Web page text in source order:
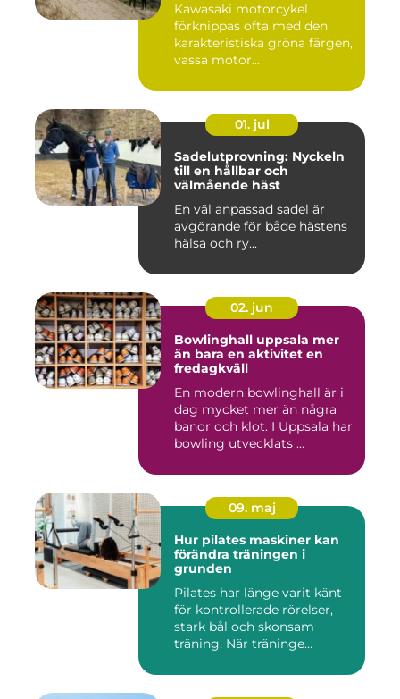
Kawasaki motorcykel
förknippas ofta med den
karakteristiska gröna färgen,
vassa motor...
01. jul
Sadelutprovning: Nyckeln
till en hållbar och
välmående häst
En väl anpassad sadel är
avgörande för både hästens
hälsa och ry...
02. jun
Bowlinghall uppsala mer
än bara en aktivitet en
fredagkväll
En modern bowlinghall är i
dag mycket mer än några
banor och klot. I Uppsala har
bowling utvecklats ...
09. maj
Hur pilates maskiner kan
förändra träningen i
grunden
Pilates har länge varit känt
för kontrollerade rörelser,
stark bål och skonsam
träning. När träninge...